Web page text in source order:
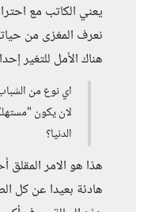
يعني الكاتب مع
نعرف المغزى من
هناك الأمل للتغير
اي نوع من
لان يكون
الدنيا؟
هذا هو الامر المقلق
هادئة بعيدا عن كل